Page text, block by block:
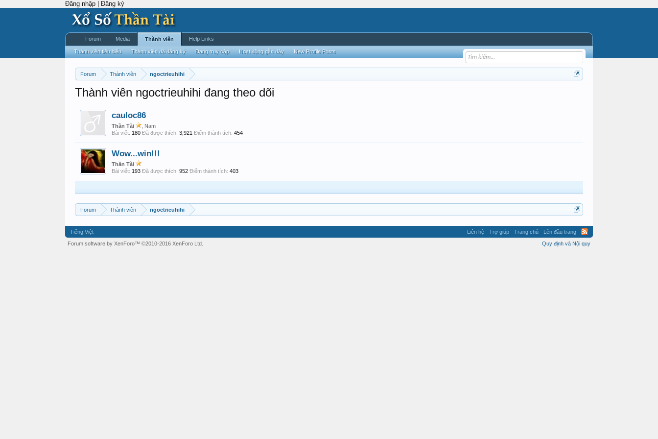
Đăng nhập | Đăng ký
Forum Thành viên ngoctrieuhihi
Thành viên ngoctrieuhihi đang theo dõi
cauloc86
Thần Tài
, Nam
Bài viết: 180 Đã được thích: 3,921 Điểm thành tích: 454
Wow...win!!!
Thần Tài
Bài viết: 193 Đã được thích: 952 Điểm thành tích: 403
Forum Thành viên ngoctrieuhihi
Forum Media Thành viên
Thành viên tiêu biểu Thành viên đã đăng ký Đang truy cập Hoạt động gần đây New Profile Posts
Help Links
Tiếng Việt Liên hệ Trợ giúp Trang chủ
Lên đầu trang
Quy định và Nội quy
Forum software by XenForo™ ©2010-2016 XenForo Ltd.